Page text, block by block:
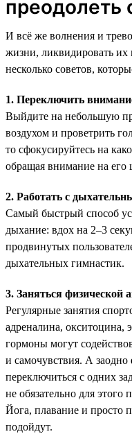
преодолеть
И всё же волнения и
жизни, ликвидировать
несколько советов,
1. Переключить
Выйдите на небольшую
воздухом и проветрить
то сфокусируйтесь на
обращая внимание на его
2. Работать с
Самый быстрый способ
дыхание: вдох на 2–3
продвинутых
дыхательных гимнастик.
3. Заняться физической
Регулярные занятия
адреналина,
гормоны ­могут
и самочувствия. А заодно
переключиться с одних
не обязательно для этого
Йога, плавание и просто
подойдут.